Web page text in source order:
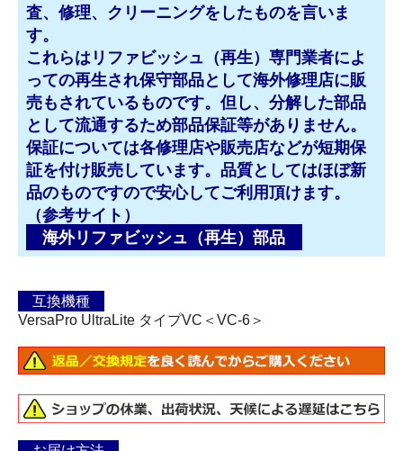
査、修理、クリーニングをしたものを言いま
す。
これらはリファビッシュ（再生）専門業者によ
っての再生され保守部品として海外修理店に販
売もされているものです。但し、分解した部品
として流通するため部品保証等がありません。
保証については各修理店や販売店などが短期保
証を付け販売しています。品質としてはほぼ新
品のものですので安心してご利用頂けます。
（参考サイト）
海外リファビッシュ（再生）部品
互換機種
VersaPro UltraLite タイプVC＜VC-6＞